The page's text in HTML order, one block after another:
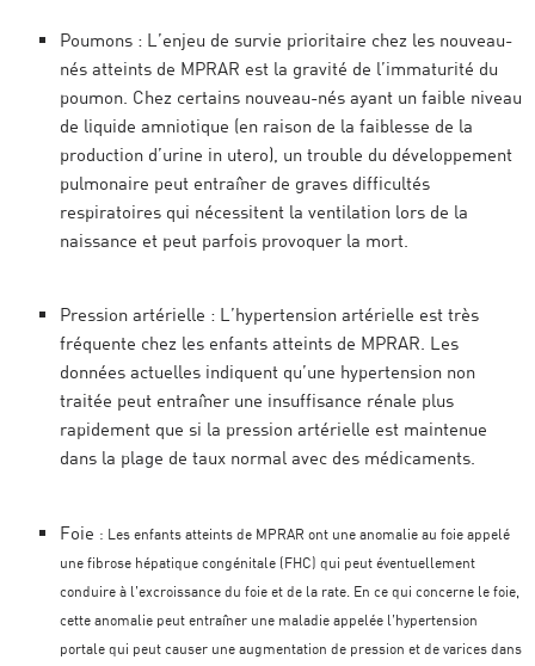
Poumons : L’enjeu de survie prioritaire chez les nouveau-
nés atteints de MPRAR est la gravité de l’immaturité du
poumon. Chez certains nouveau-nés ayant un faible niveau
de liquide amniotique (en raison de la faiblesse de la
production d’urine in utero), un trouble du développement
pulmonaire peut entraîner de graves difficultés
respiratoires qui nécessitent la ventilation lors de la
naissance et peut parfois provoquer la mort.
Pression artérielle : L’hypertension artérielle est très
fréquente chez les enfants atteints de MPRAR. Les
données actuelles indiquent qu’une hypertension non
traitée peut entraîner une insuffisance rénale plus
rapidement que si la pression artérielle est maintenue
dans la plage de taux normal avec des médicaments.
Foie : Les enfants atteints de MPRAR ont une anomalie au foie appelé
une fibrose hépatique congénitale (FHC) qui peut éventuellement
conduire à l’excroissance du foie et de la rate. En ce qui concerne le foie,
cette anomalie peut entraîner une maladie appelée l’hypertension
portale qui peut causer une augmentation de pression et de varices dans